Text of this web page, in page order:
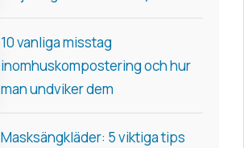
10 vanliga misstag
inomhuskompostering och hur
man undviker dem
Masksängkläder: 5 viktiga tips